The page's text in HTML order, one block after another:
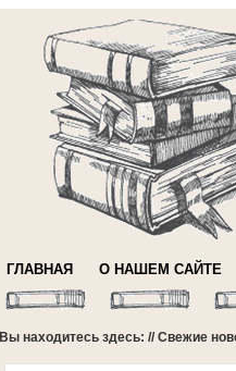
ГЛАВНАЯ О НАШЕМ САЙТЕ
Вы находитесь здесь: //Свежие